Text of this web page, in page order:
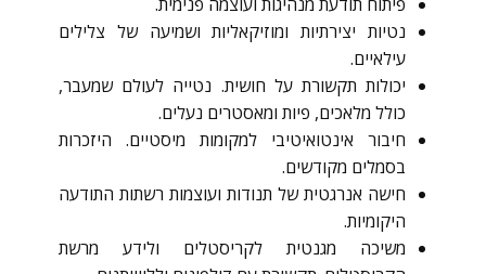
נטיות יצירתיות ומוזיקאליות ושמיעה של צלילים
עילאיים.
יכולות תקשורת על חושית. נטייה לעולם שמעבר,
כולל מלאכים, פיות ומאסטרים נעלים.
חיבור אינטואיטיבי למקומות מיסטיים. היזכרות
בסמלים מקודשים.
חישה אנרגטית של תנודות ועוצמות רשתות התודעה
היקומיות.
משיכה מגנטית לקריסטלים ולידע מרשת